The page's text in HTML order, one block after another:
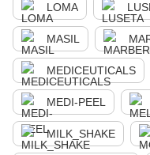
LOMA
MASIL
MEDICEUTICALS
MEDI-PEEL
MILK_SHAKE